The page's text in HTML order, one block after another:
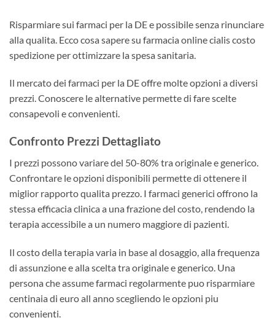
Risparmiare sui farmaci per la DE e possibile senza rinunciare
alla qualita. Ecco cosa sapere su farmacia online cialis costo
spedizione per ottimizzare la spesa sanitaria.
Il mercato dei farmaci per la DE offre molte opzioni a diversi
prezzi. Conoscere le alternative permette di fare scelte
consapevoli e convenienti.
Confronto Prezzi Dettagliato
I prezzi possono variare del 50-80% tra originale e generico.
Confrontare le opzioni disponibili permette di ottenere il
miglior rapporto qualita prezzo. I farmaci generici offrono la
stessa efficacia clinica a una frazione del costo, rendendo la
terapia accessibile a un numero maggiore di pazienti.
Il costo della terapia varia in base al dosaggio, alla frequenza
di assunzione e alla scelta tra originale e generico. Una
persona che assume farmaci regolarmente puo risparmiare
centinaia di euro all anno scegliendo le opzioni piu
convenienti.